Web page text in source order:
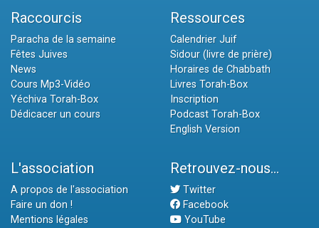
Raccourcis
Paracha de la semaine
Fêtes Juives
News
Cours Mp3-Vidéo
Yéchiva Torah-Box
Dédicacer un cours
Ressources
Calendrier Juif
Sidour (livre de prière)
Horaires de Chabbath
Livres Torah-Box
Inscription
Podcast Torah-Box
English Version
L'association
A propos de l'association
Faire un don !
Mentions légales
Retrouvez-nous...
Twitter
Facebook
YouTube